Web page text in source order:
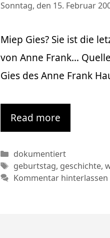
Sonntag, den 15. Februar
Miep Gies? Sie ist die
von Anne Frank…
Gies des Anne Frank
Read more
Kategorien
dokumentiert
Schlagwörter
geburtstag, geschichte,
Kommentar hinterlassen